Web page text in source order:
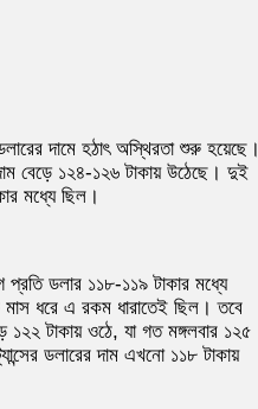
দামে হঠাৎ অস্থিরতা শুরু
দাম বেড়ে ১২৪-১২৬ টাকায় উঠেছে। দুই
মধ্যে ছিল।
ডলার ১১৮-১১৯ টাকার মধ্যে
ধরে এ রকম ধারাতেই ছিল। তবে
টাকায় ওঠে, যা গত মঙ্গলবার ১২৫
ডলারের দাম এখনো ১১৮ টাকায়